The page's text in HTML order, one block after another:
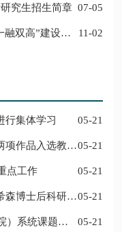
究生招生简章 07-05
11-02
行集体学习 05-21
05-21
点工作 05-21
05-21
05-21